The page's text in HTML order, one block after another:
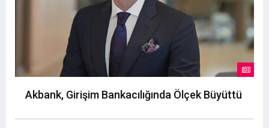
Akbank, Girişim Bankacılığında Ölçek Büyüttü